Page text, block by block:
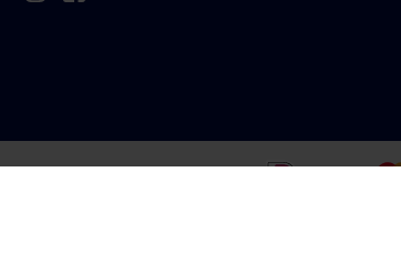
Betaal eenvoudig en veilig met